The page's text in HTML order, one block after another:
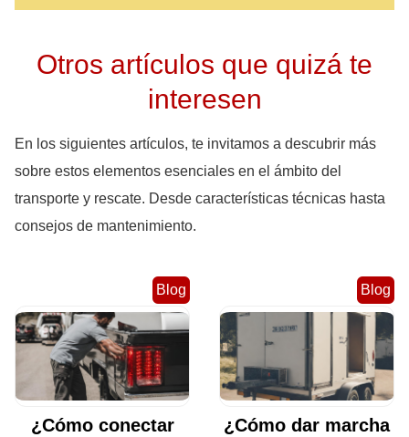
Otros artículos que quizá te
interesen
En los siguientes artículos, te invitamos a descubrir más
sobre estos elementos esenciales en el ámbito del
transporte y rescate. Desde características técnicas hasta
consejos de mantenimiento.
Blog
¿Cómo conectar
Blog
¿Cómo dar marcha